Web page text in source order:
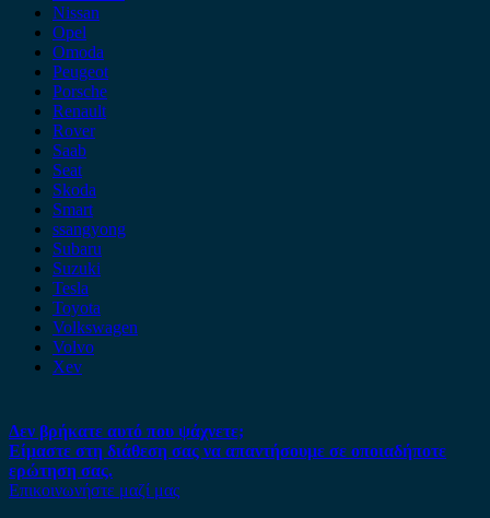
Nissan
Opel
Omoda
Peugeot
Porsche
Renault
Rover
Saab
Seat
Skoda
Smart
ssangyong
Subaru
Suzuki
Tesla
Toyota
Volkswagen
Volvo
Xev
Δεν βρήκατε αυτό που ψάχνετε;
Είμαστε στη διάθεση σας να απαντήσουμε σε οποιαδήποτε
ερώτηση σας.
Επικοινωνήστε μαζί μας